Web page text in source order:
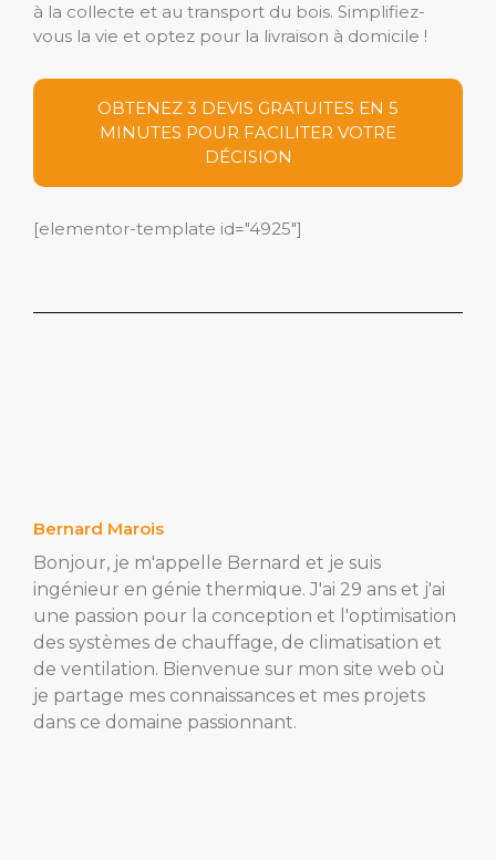
à la collecte et au transport du bois. Simplifiez-
vous la vie et optez pour la livraison à domicile !
OBTENEZ 3 DEVIS GRATUITES EN 5
MINUTES POUR FACILITER VOTRE
DÉCISION
[elementor-template id="4925"]
Bernard Marois
Bonjour, je m'appelle Bernard et je suis
ingénieur en génie thermique. J'ai 29 ans et j'ai
une passion pour la conception et l'optimisation
des systèmes de chauffage, de climatisation et
de ventilation. Bienvenue sur mon site web où
je partage mes connaissances et mes projets
dans ce domaine passionnant.